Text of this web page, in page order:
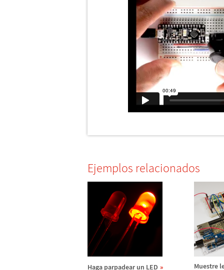
Ejemplos relacionados
Haga parpadear un LED
Muestre